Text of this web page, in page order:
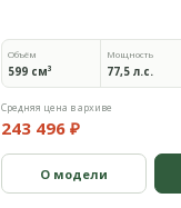
Объём
599 см³
Мощность
77,5 л.с.
Средняя цена в архиве
243 496 ₽
О модели